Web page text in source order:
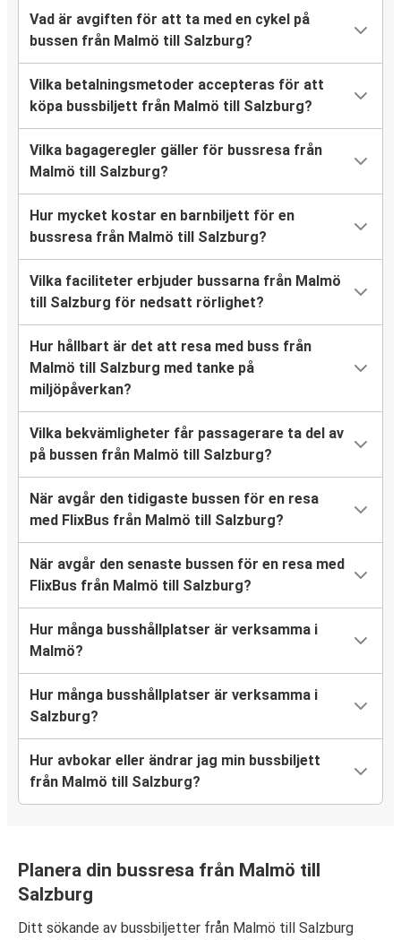
Vad är avgiften för att ta med en cykel på
bussen från Malmö till Salzburg?
Vilka betalningsmetoder accepteras för att
köpa bussbiljett från Malmö till Salzburg?
Vilka bagageregler gäller för bussresa från
Malmö till Salzburg?
Hur mycket kostar en barnbiljett för en
bussresa från Malmö till Salzburg?
Vilka faciliteter erbjuder bussarna från Malmö
till Salzburg för nedsatt rörlighet?
Hur hållbart är det att resa med buss från
Malmö till Salzburg med tanke på
miljöpåverkan?
Vilka bekvämligheter får passagerare ta del av
på bussen från Malmö till Salzburg?
När avgår den tidigaste bussen för en resa
med FlixBus från Malmö till Salzburg?
När avgår den senaste bussen för en resa med
FlixBus från Malmö till Salzburg?
Hur många busshållplatser är verksamma i
Malmö?
Hur många busshållplatser är verksamma i
Salzburg?
Hur avbokar eller ändrar jag min bussbiljett
från Malmö till Salzburg?
Planera din bussresa från Malmö till
Salzburg
Ditt sökande av bussbiljetter från Malmö till Salzburg